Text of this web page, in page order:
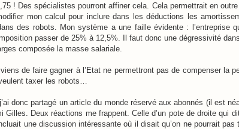
! Des spécialistes pourront affiner cela. Cela permettrait en
mon calcul pour inclure dans les déductions les
des robots. Mon système a une faille évidente : l’entreprise
passer de 25% à 12,5%. Il faut donc une dégressivité
composée la masse salariale.
de faire gagner à l’Etat ne permettront pas de compenser la
taxer les robots…
donc partagé un article du monde réservé aux abonnés (il est
Gilles. Deux réactions me frappent. Celle d’un pote de droite qui
une discussion intéressante où il disait qu’on ne pourrait